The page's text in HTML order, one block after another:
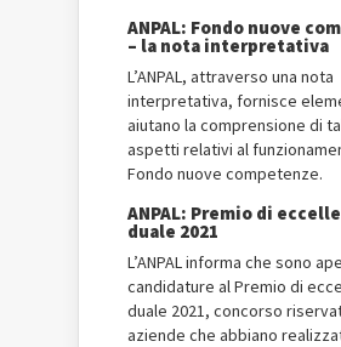
ANPAL: Fondo nuove
– la nota interpretativa
L’ANPAL, attraverso una nota
interpretativa, fornisce
aiutano la comprensione di
aspetti relativi al
Fondo nuove competenze.
ANPAL: Premio di
duale 2021
L’ANPAL informa che sono
candidature al Premio di
duale 2021, concorso
aziende che abbiano